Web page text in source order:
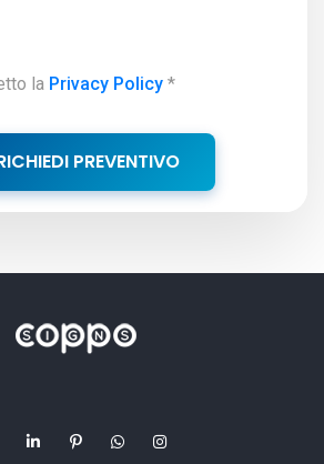
la Privacy Policy*
PREVENTIVO